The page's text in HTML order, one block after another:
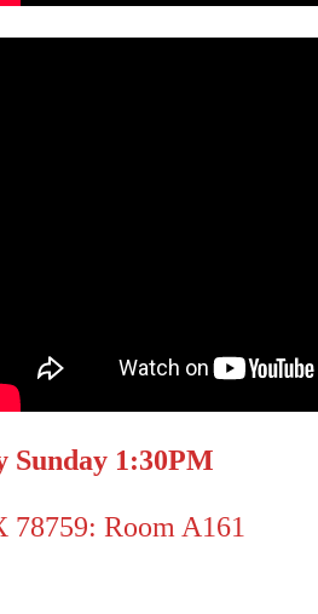
1:30PM
78759: Room A161